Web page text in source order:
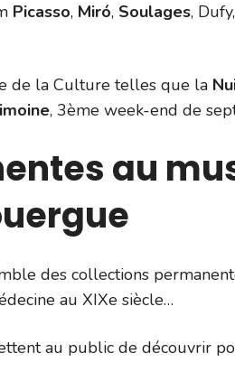
Picasso, Miró, Soulages,
de la Culture telles que la
, 3ème week-end de
au
des collections
au XIXe siècle…
au public de découvrir